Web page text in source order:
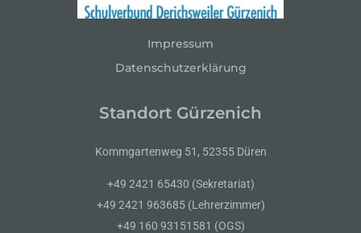
Impressum
Datenschutzerklärung
Standort Gürzenich
Kommgartenweg 51, 52355 Düren
+49 2421 65430 (Sekretariat)
+49 2421 963685 (Lehrerzimmer)
+49 160 93151581 (OGS)